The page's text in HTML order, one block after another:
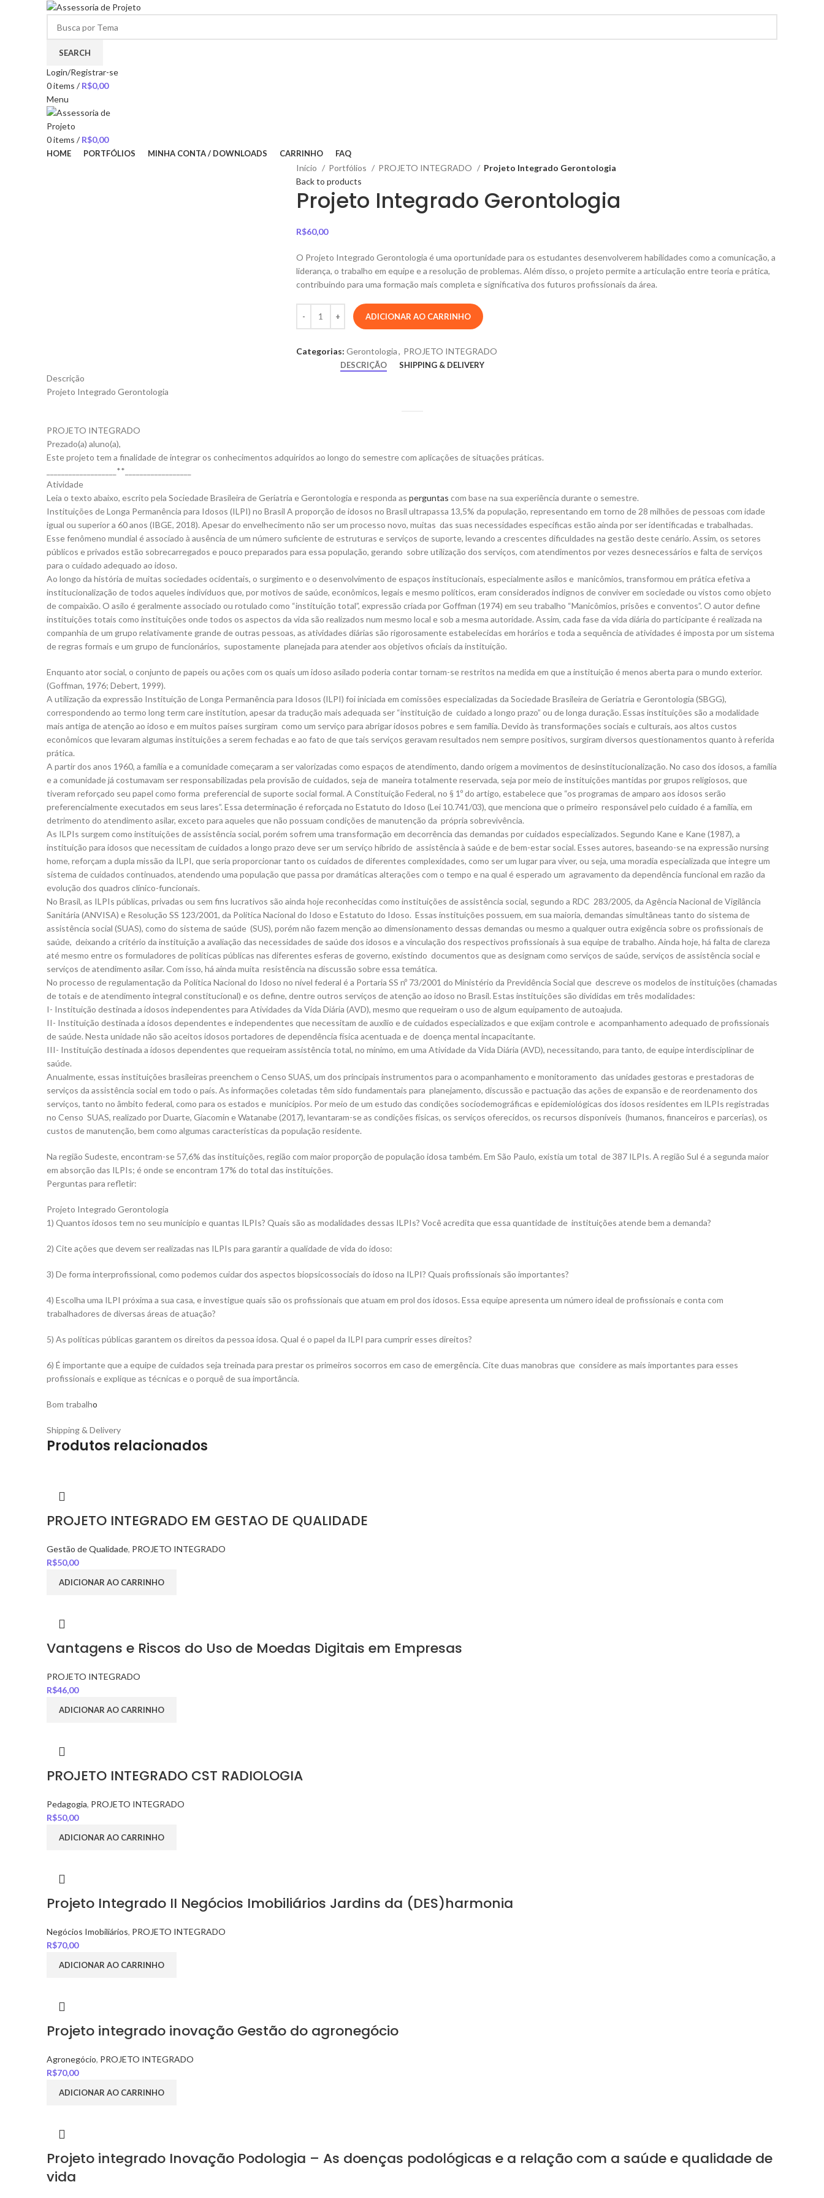
SEARCH
Login/Registrar-se
0items / R$0,00
Menu
0items / R$0,00
HOME PORTFÓLIOS MINHA CONTA / DOWNLOADS CARRINHO FAQ
Início Portfólios PROJETO INTEGRADO
Projeto Integrado Gerontologia
Back to products
Projeto Integrado Gerontologia
R$60,00
O Projeto Integrado Gerontologia é uma oportunidade para os estudantes desenvolverem habilidades como a comunicação, a
liderança, o trabalho em equipe e a resolução de problemas. Além disso, o projeto permite a articulação entre teoria e prática,
contribuindo para uma formação mais completa e significativa dos futuros profissionais da área.
ADICIONAR AO CARRINHO
Categorias: Gerontologia, PROJETO INTEGRADO
DESCRIÇÃO SHIPPING & DELIVERY
Descrição
Projeto Integrado Gerontologia
PROJETO INTEGRADO
Prezado(a) aluno(a),
Este projeto tem a finalidade de integrar os conhecimentos adquiridos ao longo do semestre com aplicações de situações práticas.
___________________**__________________
Atividade
Leia o texto abaixo, escrito pela Sociedade Brasileira de Geriatria e Gerontologia e responda as perguntas com base na sua experiência durante o semestre.
Instituições de Longa Permanência para Idosos (ILPI) no Brasil A proporção de idosos no Brasil ultrapassa 13,5% da população, representando em torno de 28 milhões de pessoas com idade
igual ou superior a 60 anos (IBGE, 2018). Apesar do envelhecimento não ser um processo novo, muitas das suas necessidades específicas estão ainda por ser identificadas e trabalhadas.
Esse fenômeno mundial é associado à ausência de um número suficiente de estruturas e serviços de suporte, levando a crescentes dificuldades na gestão deste cenário. Assim, os setores
públicos e privados estão sobrecarregados e pouco preparados para essa população, gerando sobre utilização dos serviços, com atendimentos por vezes desnecessários e falta de serviços
para o cuidado adequado ao idoso.
Ao longo da história de muitas sociedades ocidentais, o surgimento e o desenvolvimento de espaços institucionais, especialmente asilos e manicômios, transformou em prática efetiva a
institucionalização de todos aqueles indivíduos que, por motivos de saúde, econômicos, legais e mesmo políticos, eram considerados indignos de conviver em sociedade ou vistos como objeto
de compaixão. O asilo é geralmente associado ou rotulado como “instituição total”, expressão criada por Goffman (1974) em seu trabalho “Manicômios, prisões e conventos”. O autor define
instituições totais como instituições onde todos os aspectos da vida são realizados num mesmo local e sob a mesma autoridade. Assim, cada fase da vida diária do participante é realizada na
companhia de um grupo relativamente grande de outras pessoas, as atividades diárias são rigorosamente estabelecidas em horários e toda a sequência de atividades é imposta por um sistema
de regras formais e um grupo de funcionários, supostamente planejada para atender aos objetivos oficiais da instituição.
Enquanto ator social, o conjunto de papeis ou ações com os quais um idoso asilado poderia contar tornam-se restritos na medida em que a instituição é menos aberta para o mundo exterior.
(Goffman, 1976; Debert, 1999).
A utilização da expressão Instituição de Longa Permanência para Idosos (ILPI) foi iniciada em comissões especializadas da Sociedade Brasileira de Geriatria e Gerontologia (SBGG),
correspondendo ao termo long term care institution, apesar da tradução mais adequada ser “instituição de cuidado a longo prazo” ou de longa duração. Essas instituições são a modalidade
mais antiga de atenção ao idoso e em muitos países surgiram como um serviço para abrigar idosos pobres e sem família. Devido às transformações sociais e culturais, aos altos custos
econômicos que levaram algumas instituições a serem fechadas e ao fato de que tais serviços geravam resultados nem sempre positivos, surgiram diversos questionamentos quanto à referida
prática.
A partir dos anos 1960, a família e a comunidade começaram a ser valorizadas como espaços de atendimento, dando origem a movimentos de desinstitucionalização. No caso dos idosos, a família
e a comunidade já costumavam ser responsabilizadas pela provisão de cuidados, seja de maneira totalmente reservada, seja por meio de instituições mantidas por grupos religiosos, que
tiveram reforçado seu papel como forma preferencial de suporte social formal. A Constituição Federal, no § 1º do artigo, estabelece que “os programas de amparo aos idosos serão
preferencialmente executados em seus lares”. Essa determinação é reforçada no Estatuto do Idoso (Lei 10.741/03), que menciona que o primeiro responsável pelo cuidado é a família, em
detrimento do atendimento asilar, exceto para aqueles que não possuam condições de manutenção da própria sobrevivência.
As ILPIs surgem como instituições de assistência social, porém sofrem uma transformação em decorrência das demandas por cuidados especializados. Segundo Kane e Kane (1987), a
instituição para idosos que necessitam de cuidados a longo prazo deve ser um serviço híbrido de assistência à saúde e de bem-estar social. Esses autores, baseando-se na expressão nursing
home, reforçam a dupla missão da ILPI, que seria proporcionar tanto os cuidados de diferentes complexidades, como ser um lugar para viver, ou seja, uma moradia especializada que integre um
sistema de cuidados continuados, atendendo uma população que passa por dramáticas alterações com o tempo e na qual é esperado um agravamento da dependência funcional em razão da
evolução dos quadros clínico-funcionais.
No Brasil, as ILPIs públicas, privadas ou sem fins lucrativos são ainda hoje reconhecidas como instituições de assistência social, segundo a RDC 283/2005, da Agência Nacional de Vigilância
Sanitária (ANVISA) e Resolução SS 123/2001, da Política Nacional do Idoso e Estatuto do Idoso. Essas instituições possuem, em sua maioria, demandas simultâneas tanto do sistema de
assistência social (SUAS), como do sistema de saúde (SUS), porém não fazem menção ao dimensionamento dessas demandas ou mesmo a qualquer outra exigência sobre os profissionais de
saúde, deixando a critério da instituição a avaliação das necessidades de saúde dos idosos e a vinculação dos respectivos profissionais à sua equipe de trabalho. Ainda hoje, há falta de clareza
até mesmo entre os formuladores de políticas públicas nas diferentes esferas de governo, existindo documentos que as designam como serviços de saúde, serviços de assistência social e
serviços de atendimento asilar. Com isso, há ainda muita resistência na discussão sobre essa temática.
No processo de regulamentação da Política Nacional do Idoso no nível federal é a Portaria SS nº 73/2001 do Ministério da Previdência Social que descreve os modelos de instituições (chamadas
de totais e de atendimento integral constitucional) e os define, dentre outros serviços de atenção ao idoso no Brasil. Estas instituições são divididas em três modalidades:
I- Instituição destinada a idosos independentes para Atividades da Vida Diária (AVD), mesmo que requeiram o uso de algum equipamento de autoajuda.
II- Instituição destinada a idosos dependentes e independentes que necessitam de auxílio e de cuidados especializados e que exijam controle e acompanhamento adequado de profissionais
de saúde. Nesta unidade não são aceitos idosos portadores de dependência física acentuada e de doença mental incapacitante.
III- Instituição destinada a idosos dependentes que requeiram assistência total, no mínimo, em uma Atividade da Vida Diária (AVD), necessitando, para tanto, de equipe interdisciplinar de
saúde.
Anualmente, essas instituições brasileiras preenchem o Censo SUAS, um dos principais instrumentos para o acompanhamento e monitoramento das unidades gestoras e prestadoras de
serviços da assistência social em todo o país. As informações coletadas têm sido fundamentais para planejamento, discussão e pactuação das ações de expansão e de reordenamento dos
serviços, tanto no âmbito federal, como para os estados e municípios. Por meio de um estudo das condições sociodemográficas e epidemiológicas dos idosos residentes em ILPIs registradas
no Censo SUAS, realizado por Duarte, Giacomin e Watanabe (2017), levantaram-se as condições físicas, os serviços oferecidos, os recursos disponíveis (humanos, financeiros e parcerias), os
custos de manutenção, bem como algumas características da população residente.
Na região Sudeste, encontram-se 57,6% das instituições, região com maior proporção de população idosa também. Em São Paulo, existia um total de 387 ILPIs. A região Sul é a segunda maior
em absorção das ILPIs; é onde se encontram 17% do total das instituições.
Perguntas para refletir:
Projeto Integrado Gerontologia
1) Quantos idosos tem no seu município e quantas ILPIs? Quais são as modalidades dessas ILPIs? Você acredita que essa quantidade de instituições atende bem a demanda?
2) Cite ações que devem ser realizadas nas ILPIs para garantir a qualidade de vida do idoso:
3) De forma interprofissional, como podemos cuidar dos aspectos biopsicossociais do idoso na ILPI? Quais profissionais são importantes?
4) Escolha uma ILPI próxima a sua casa, e investigue quais são os profissionais que atuam em prol dos idosos. Essa equipe apresenta um número ideal de profissionais e conta com
trabalhadores de diversas áreas de atuação?
5) As políticas públicas garantem os direitos da pessoa idosa. Qual é o papel da ILPI para cumprir esses direitos?
6) É importante que a equipe de cuidados seja treinada para prestar os primeiros socorros em caso de emergência. Cite duas manobras que considere as mais importantes para esses
profissionais e explique as técnicas e o porquê de sua importância.
Bom trabalho
Shipping & Delivery
Produtos relacionados
PROJETO INTEGRADO EM GESTAO DE QUALIDADE
Gestão de Qualidade, PROJETO INTEGRADO
R$50,00
ADICIONAR AO CARRINHO
Vantagens e Riscos do Uso de Moedas Digitais em Empresas
PROJETO INTEGRADO
R$46,00
ADICIONAR AO CARRINHO
PROJETO INTEGRADO CST RADIOLOGIA
Pedagogia, PROJETO INTEGRADO
R$50,00
ADICIONAR AO CARRINHO
Projeto Integrado II Negócios Imobiliários Jardins da (DES)harmonia
Negócios Imobiliários, PROJETO INTEGRADO
R$70,00
ADICIONAR AO CARRINHO
Projeto integrado inovação Gestão do agronegócio
Agronegócio, PROJETO INTEGRADO
R$70,00
ADICIONAR AO CARRINHO
Projeto integrado Inovação Podologia – As doenças podológicas e a relação com a saúde e qualidade de
vida